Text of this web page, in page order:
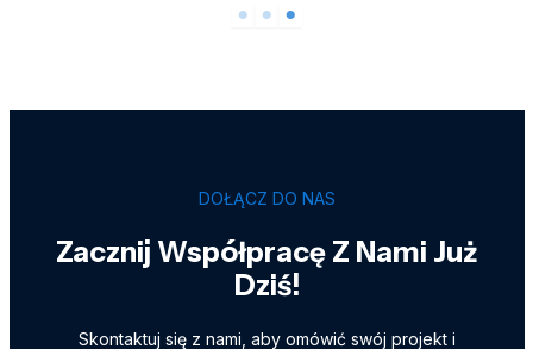
DOŁĄCZ DO NAS
Zacznij Współpracę Z Nami Już
Dziś!
Skontaktuj się z nami, aby omówić swój projekt i